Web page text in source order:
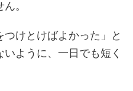
。
けとけばよかった」と
ように、一日でも短く